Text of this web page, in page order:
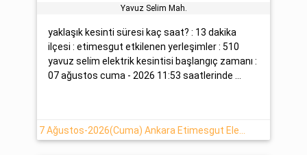
Yavuz Seli̇m Mah.
yaklaşık kesinti süresi kaç saat? : 13 dakika
ilçesi : etimesgut etkilenen yerleşimler : 510
yavuz seli̇m elektrik kesintisi başlangıç zamanı :
07 ağustos cuma - 2026 11:53 saatlerinde ...